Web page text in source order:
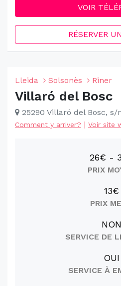
VOIR
RÉSERVER
Lleida Solsonès Riner
Villaró del Bosc
25290 Villaró del Bosc, s/
Comment y arriver? | Voir site
26€ -
PRIX
13€
PRIX
NON
SERVICE DE
OUI
SERVICE À